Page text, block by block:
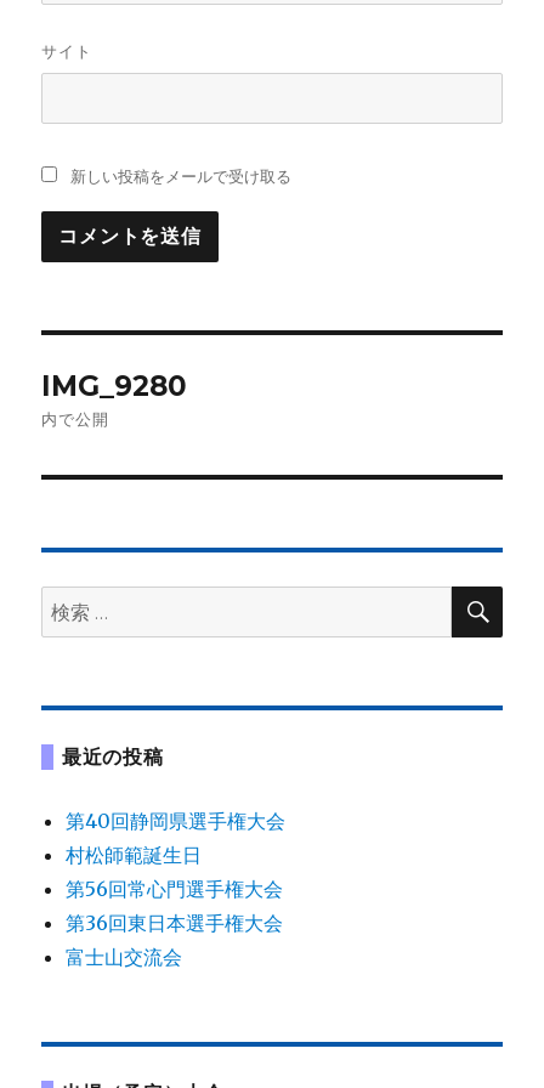
サイト
新しい投稿をメールで受け取る
稿
ゲ
ー
ョ
ン
IMG_9280
内で公開
検
索:
検
最近の投稿
第40回静岡県選手権大会
村松師範誕生日
第56回常心門選手権大会
第36回東日本選手権大会
富士山交流会